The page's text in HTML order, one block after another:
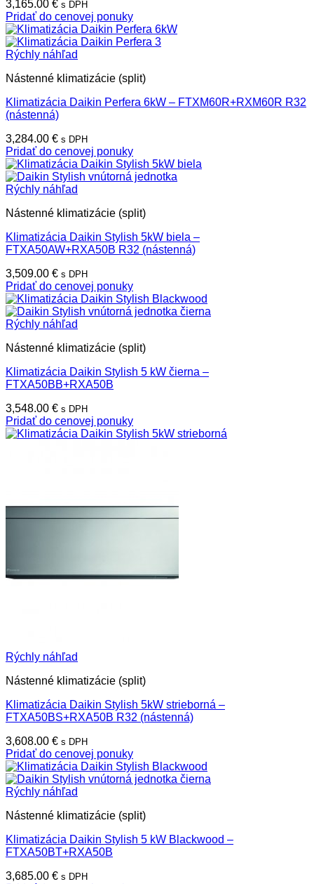
3,165.00 € s DPH
Pridať do cenovej ponuky
Rýchly náhľad
Nástenné klimatizácie (split)
Klimatizácia Daikin Perfera 6kW – FTXM60R+RXM60R R32
(nástenná)
3,284.00 € s DPH
Pridať do cenovej ponuky
Rýchly náhľad
Nástenné klimatizácie (split)
Klimatizácia Daikin Stylish 5kW biela –
FTXA50AW+RXA50B R32 (nástenná)
3,509.00 € s DPH
Pridať do cenovej ponuky
Rýchly náhľad
Nástenné klimatizácie (split)
Klimatizácia Daikin Stylish 5 kW čierna –
FTXA50BB+RXA50B
3,548.00 € s DPH
Pridať do cenovej ponuky
Rýchly náhľad
Nástenné klimatizácie (split)
Klimatizácia Daikin Stylish 5kW strieborná –
FTXA50BS+RXA50B R32 (nástenná)
3,608.00 € s DPH
Pridať do cenovej ponuky
Rýchly náhľad
Nástenné klimatizácie (split)
Klimatizácia Daikin Stylish 5 kW Blackwood –
FTXA50BT+RXA50B
3,685.00 € s DPH